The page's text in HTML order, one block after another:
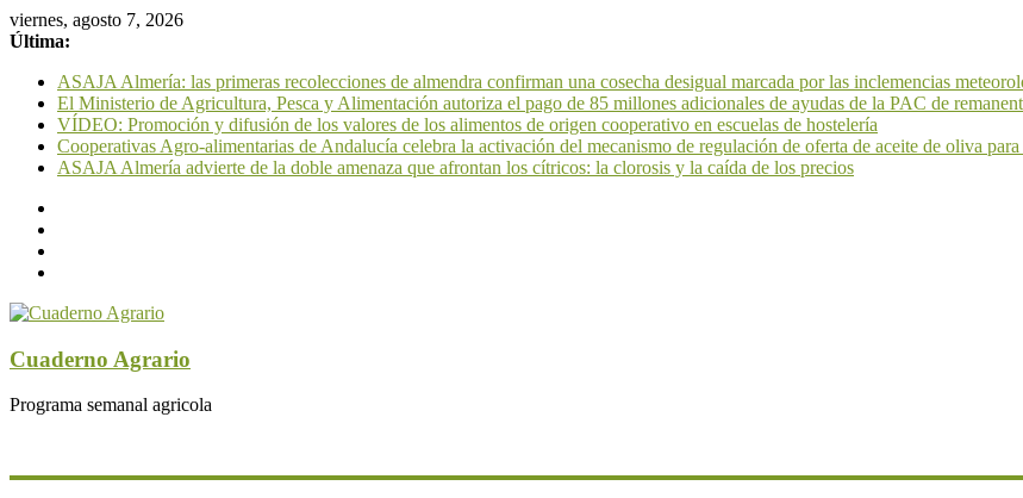
viernes, agosto 7, 2026
Última:
ASAJA Almería: las primeras recolecciones de almendra confirman una cosecha desigual marcada por las inclemencias
El Ministerio de Agricultura, Pesca y Alimentación autoriza el pago de 85 millones adicionales de ayudas de la PAC de
VÍDEO: Promoción y difusión de los valores de los alimentos de origen cooperativo en escuelas de hostelería
Cooperativas Agro-alimentarias de Andalucía celebra la activación del mecanismo de regulación de oferta de aceite de oliva
ASAJA Almería advierte de la doble amenaza que afrontan los cítricos: la clorosis y la caída de los precios
Cuaderno Agrario
Programa semanal agricola